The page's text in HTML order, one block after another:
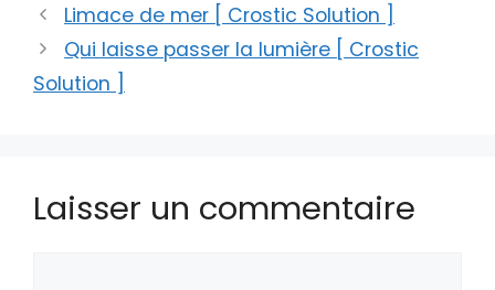
Limace de mer [ Crostic Solution ]
Qui laisse passer la lumière [ Crostic
Solution ]
Laisser un commentaire